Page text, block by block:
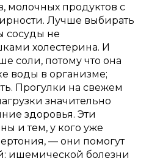
молочных продуктов с
Лучше выбирать
сосуды не
холестерина. И
соли, потому что она
воды в организме;
Прогулки на свежем
значительно
здоровья. Эти
и тем, у кого уже
— они помогут
ишемической болезни